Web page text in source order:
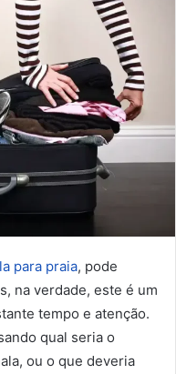
para praia, pode
na verdade, este é um
tempo e atenção.
qual seria o
ou o que deveria